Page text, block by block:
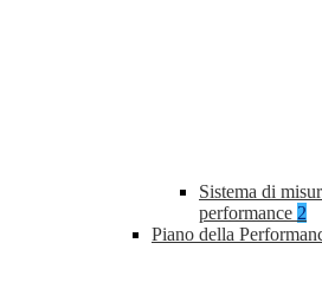
Sistema di
performance 2
Piano della